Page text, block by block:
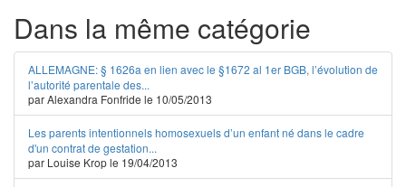
Dans la même catégorie
ALLEMAGNE: § 1626a en lien avec le §1672 al 1er BGB, l’évolution de
l’autorité parentale des...
par Alexandra Fonfride le 10/05/2013
Les parents intentionnels homosexuels d’un enfant né dans le cadre
d'un contrat de gestation...
par Louise Krop le 19/04/2013